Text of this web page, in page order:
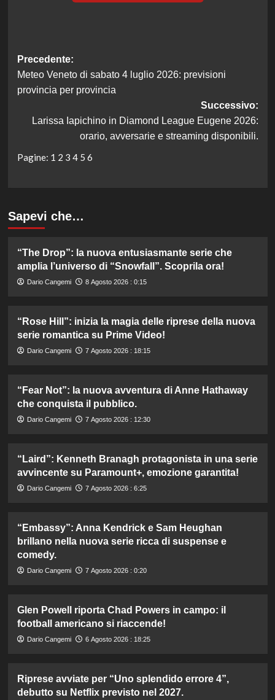
Navigazione
articolo
Precedente:
Meteo Veneto di sabato 4 luglio 2026: previsioni
provincia per provincia
Successivo:
Larissa Iapichino in Diamond League Eugene 2026:
orario, avversarie e streaming disponibili.
Pagine: 1 2 3 4 5 6
Sapevi che…
“The Drop”: la nuova entusiasmante serie che
amplia l’universo di “Snowfall”. Scoprila ora!
Dario Cangemi 8 Agosto 2026 : 0:15
“Rose Hill”: inizia la magia delle riprese della nuova
serie romantica su Prime Video!
Dario Cangemi 7 Agosto 2026 : 18:15
“Fear Not”: la nuova avventura di Anne Hathaway
che conquista il pubblico.
Dario Cangemi 7 Agosto 2026 : 12:30
“Laird”: Kenneth Branagh protagonista in una serie
avvincente su Paramount+, emozione garantita!
Dario Cangemi 7 Agosto 2026 : 6:25
“Embassy”: Anna Kendrick e Sam Heughan
brillano nella nuova serie ricca di suspense e
comedy.
Dario Cangemi 7 Agosto 2026 : 0:20
Glen Powell riporta Chad Powers in campo: il
football americano si riaccende!
Dario Cangemi 6 Agosto 2026 : 18:25
Riprese avviate per “Uno splendido errore 4”,
debutto su Netflix previsto nel 2027.